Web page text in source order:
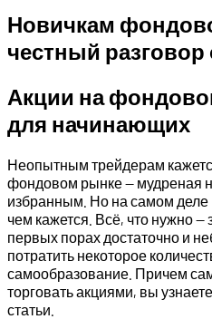
Новичкам
честный разговор
Акции на
для начинающих
Неопытным трейдерам
фондовом рынке — мудреная
избранным. Но на самом деле
чем кажется. Всё, что нужно —
первых порах достаточно и
потратить некоторое
самообразование. Причем
торговать акциями, вы
статьи.